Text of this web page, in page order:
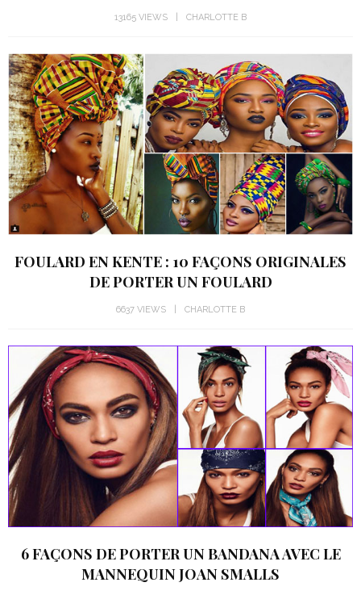
13165 VIEWS CHARLOTTE B
FOULARD EN KENTE : 10 FAÇONS ORIGINALES
DE PORTER UN FOULARD
6637 VIEWS CHARLOTTE B
6 FAÇONS DE PORTER UN BANDANA AVEC LE
MANNEQUIN JOAN SMALLS